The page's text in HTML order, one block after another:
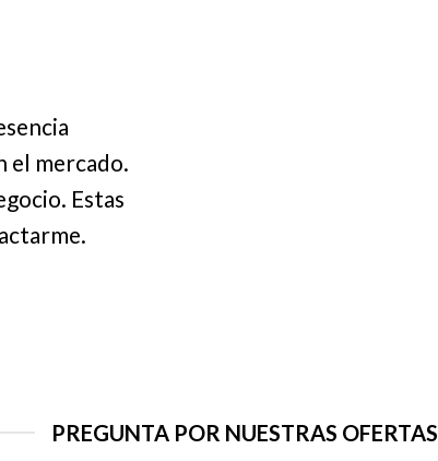
el mercado.
Estas
PREGUNTA POR NUESTRAS OFERTAS